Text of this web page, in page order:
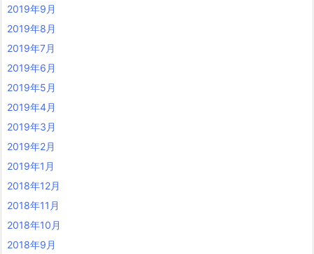
2019年9月
2019年8月
2019年7月
2019年6月
2019年5月
2019年4月
2019年3月
2019年2月
2019年1月
2018年12月
2018年11月
2018年10月
2018年9月